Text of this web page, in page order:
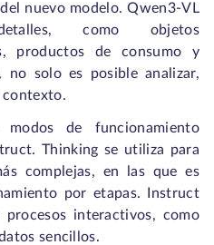
nuevo modelo. Qwen3-VL
como objetos
productos de consumo y
solo es posible analizar,
de funcionamiento
Thinking se utiliza para
complejas, en las que es
por etapas. Instruct
procesos interactivos, como
sencillos.